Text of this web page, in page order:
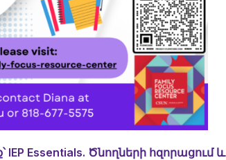
IEP Essentials. Ծնողների հզորացում և